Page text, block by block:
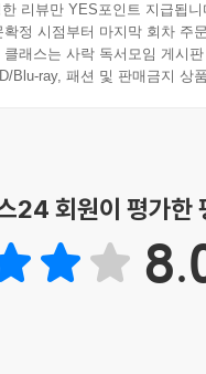
리뷰만 YES포인트 지급됩니
정 시점부터 마지막 회차 주
래스는 사락 독서모임 게시
Blu-ray, 패션 및 판매금지 상
24 회원이 평가한